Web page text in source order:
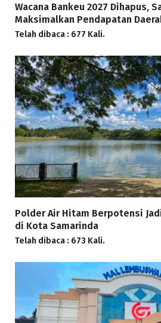
Wacana Bankeu 2027 Dihapus,
Maksimalkan Pendapatan
Telah dibaca : 677 Kali.
Polder Air Hitam Berpotensi
di Kota Samarinda
Telah dibaca : 673 Kali.